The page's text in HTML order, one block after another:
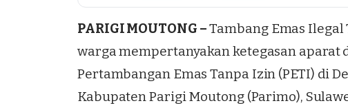
PARIGI MOUTONG –Tambang Emas Ilegal
warga mempertanyakan ketegasan
Pertambangan Emas Tanpa Izin (PETI) di
Kabupaten Parigi Moutong (Parimo),